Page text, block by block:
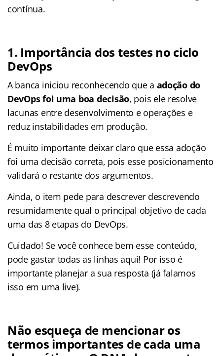
contínua.
1. Importância dos testes no ciclo
DevOps
A banca iniciou reconhecendo que a adoção do
DevOps foi uma boa decisão, pois ele resolve
lacunas entre desenvolvimento e operações e
reduz instabilidades em produção.
É muito importante deixar claro que essa adoção
foi uma decisão correta, pois esse posicionamento
validará o restante dos argumentos.
Ainda, o item pede para descrever descrevendo
resumidamente qual o principal objetivo de cada
uma das 8 etapas do DevOps.
Cuidado! Se você conhece bem esse conteúdo,
pode gastar todas as linhas aqui! Por isso é
importante planejar a sua resposta (já falamos
isso em uma live).
Não esqueça de mencionar os
termos importantes de cada uma